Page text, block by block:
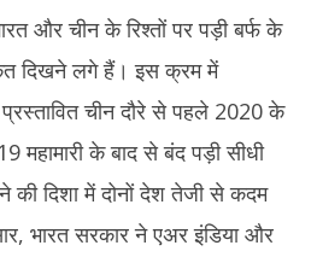
और चीन के रिश्तों पर पड़ी बर्फ के
दिखने लगे हैं। इस क्रम में
प्रस्तावित चीन दौरे से पहले 2020 के
महामारी के बाद से बंद पड़ी सीधी
दिशा में दोनों देश तेजी से कदम
भारत सरकार ने एअर इंडिया और